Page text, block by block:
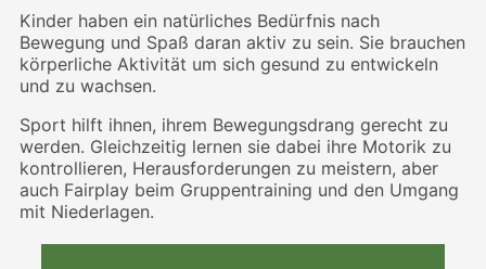
Kinder haben ein natürliches Bedürfnis nach
Bewegung und Spaß daran aktiv zu sein. Sie brauchen
körperliche Aktivität um sich gesund zu entwickeln
und zu wachsen.
Sport hilft ihnen, ihrem Bewegungsdrang gerecht zu
werden. Gleichzeitig lernen sie dabei ihre Motorik zu
kontrollieren, Herausforderungen zu meistern, aber
auch Fairplay beim Gruppentraining und den Umgang
mit Niederlagen.